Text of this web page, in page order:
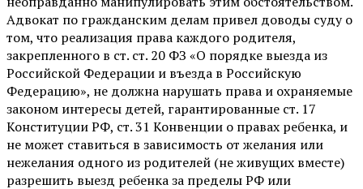
Адвокат по гражданским делам привел доводы суду о
том, что реализация права каждого родителя,
закрепленного в ст. ст. 20 ФЗ «О порядке выезда из
Российской Федерации и въезда в Российскую
Федерацию», не должна нарушать права и охраняемые
законом интересы детей, гарантированные ст. 17
Конституции РФ, ст. 31 Конвенции о правах ребенка, и
не может ставиться в зависимость от желания или
нежелания одного из родителей (не живущих вместе)
разрешить выезд ребенка за пределы РФ или